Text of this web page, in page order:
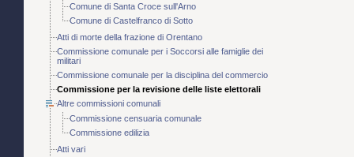
Comune di Santa Croce sull'Arno
Comune di Castelfranco di Sotto
Atti di morte della frazione di Orentano
Commissione comunale per i Soccorsi alle famiglie dei
militari
Commissione comunale per la disciplina del commercio
Commissione per la revisione delle liste elettorali
Altre commissioni comunali
Commissione censuaria comunale
Commissione edilizia
Atti vari